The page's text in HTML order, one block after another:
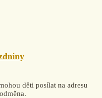
děti posílat na adresu